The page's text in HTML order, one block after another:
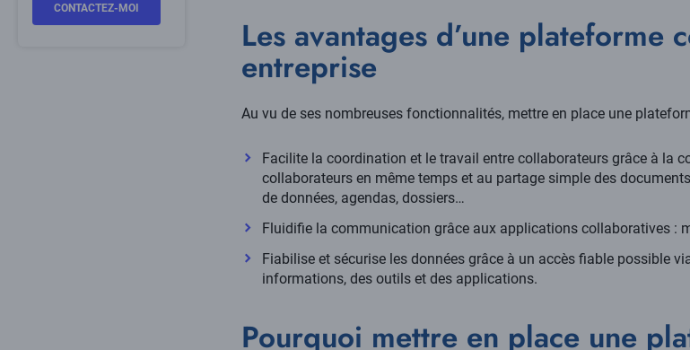
CONTACTEZ-MOI
Les avantages d’une plateforme
entreprise
Au vu de ses nombreuses fonctionnalités, mettre en place une
Facilite la coordination et le travail entre collaborateurs grâce à la
collaborateurs en même temps et au partage simple des
de données, agendas, dossiers…
Fluidifie la communication grâce aux applications collaboratives :
Fiabilise et sécurise les données grâce à un accès fiable possible
informations, des outils et des applications.
Pourquoi mettre en place une